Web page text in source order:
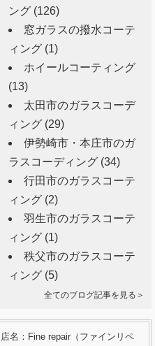
ング (126)
窓ガラスの撥水コーテ
ィング (1)
ホイールコーティング
(13)
太田市のガラスコーデ
ィング (29)
伊勢崎市・本庄市のガ
ラスコーディング (34)
行田市のガラスコーテ
ィング (2)
羽生市のガラスコーテ
ィング (1)
秩父市のガラスコーテ
ィング (5)
全てのブログ記事を見る＞
店名：Fine repair（ファインリペ